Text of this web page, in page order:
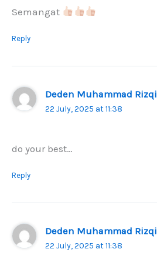
Semangat
Reply
Deden Muhammad Rizqi
22 July, 2025 at 11:38
do your best…
Reply
Deden Muhammad Rizqi
22 July, 2025 at 11:38